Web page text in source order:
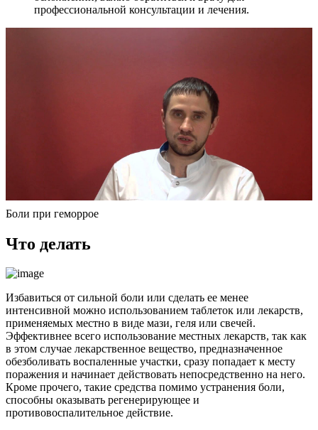
профессиональной консультации и лечения.
Боли при геморрое
Что делать
Избавиться от сильной боли или сделать ее менее
интенсивной можно использованием таблеток или лекарств,
применяемых местно в виде мази, геля или свечей.
Эффективнее всего использование местных лекарств, так как
в этом случае лекарственное вещество, предназначенное
обезболивать воспаленные участки, сразу попадает к месту
поражения и начинает действовать непосредственно на него.
Кроме прочего, такие средства помимо устранения боли,
способны оказывать регенерирующее и
противовоспалительное действие.